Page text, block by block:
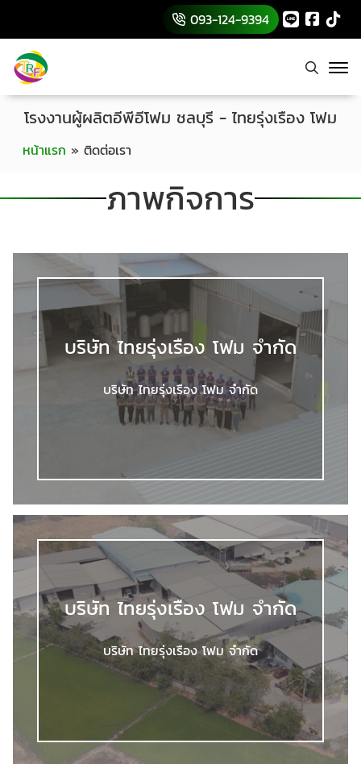
093-124-9394
หน้าแรก » ติดต่อเรา
โรงงานผู้ผลิตอีพีอีโฟม ชลบุรี - ไทยรุ่งเรือง โฟม
ภาพกิจการ
บริษัท ไทยรุ่งเรือง โฟม จำกัด
บริษัท ไทยรุ่งเรือง โฟม จำกัด
บริษัท ไทยรุ่งเรือง โฟม จำกัด
บริษัท ไทยรุ่งเรือง โฟม จำกัด